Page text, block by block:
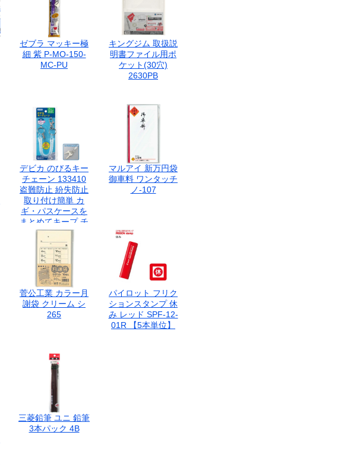
ゼブラ マッキー極
細 紫 P-MO-150-
MC-PU
キングジム 取扱説
明書ファイル用ポ
ケット(30穴)
2630PB
デビカ のびるキー
チェーン 133410
盗難防止 紛失防止
取り付け簡単 カ
ギ・パスケースを
まとめてキープ チ
ェーンの長さ最大
約90cm(通常約
24.5cm) 金属フッ
ク3コ付き
マルアイ 新万円袋
御車料 ワンタッチ
ノ-107
菅公工業 カラー月
謝袋 クリーム シ
265
パイロット フリク
ションスタンプ 休
み レッド SPF-12-
01R 【5本単位】
三菱鉛筆 ユニ 鉛筆
3本パック 4B